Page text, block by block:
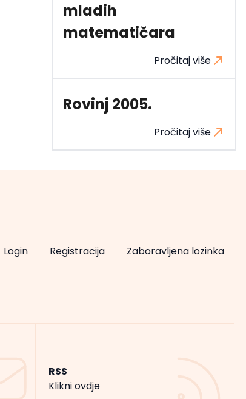
mladih
matematičara
Pročitaj više
Rovinj 2005.
Pročitaj više
Login Registracija Zaboravljena lozinka
RSS
Klikni ovdje